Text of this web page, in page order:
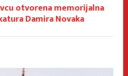
otvorena memorijalna
Damira Novaka